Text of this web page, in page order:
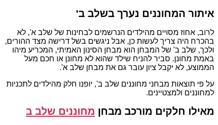
איתור המחוננים נערך בשלב ב'
לרוב, אחוז מסויים מהילדים הנרשמים לבחינות של שלב א', לא
בהכרח היה צריך לעשות כן, אבל ניגשים בשל דרישה מצד ההורים,
ולכך, שלב ב' של המבחן הוא מבחן הסינון האמיתי, המכריע מיהו
באמת מחונן. סביר להניח שילד שהוא לא מחונן או חכם מעל
הממוצע, לא יקבל ציון עובר גם את מבחן שלב א'.
על פי תוצאות מבחני מחוננים שלב ב', יופנו חלק מהילדים לתכניות
למחוננים ולמצטיינים.
מאילו חלקים מורכב מבחן מחוננים שלב ב